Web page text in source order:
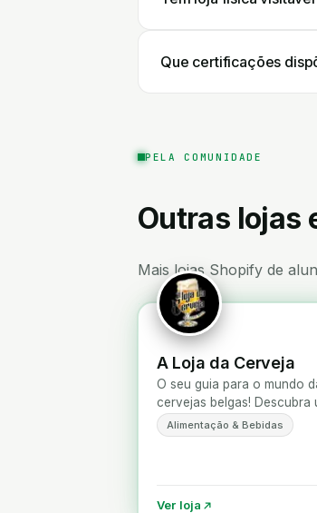
Que certificações
PELA COMUNIDADE
Outras lojas
Mais lojas Shopify de
A Loja da Cerveja
O seu guia para o mundo
cervejas belgas! Descubra
seleção incrível de cervejas
trapistas, ales frutadas,
Alimentação & Bebidas
Ver loja